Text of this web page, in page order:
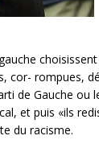
cor- rompues,
de Gauche ou
et puis «ils
du racisme.